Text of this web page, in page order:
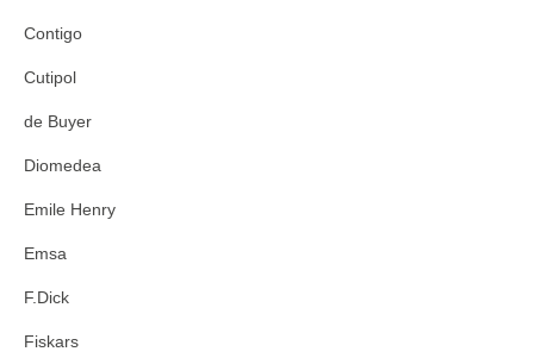
Contigo
Cutipol
de Buyer
Diomedea
Emile Henry
Emsa
F.Dick
Fiskars